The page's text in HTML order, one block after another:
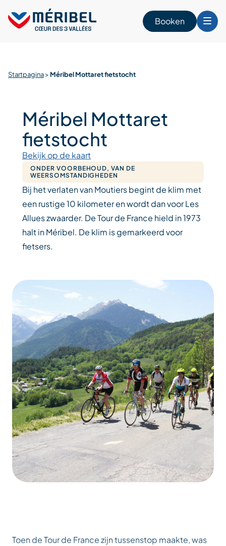
content
Booken
Startpagina> Méribel Mottaret fietstocht
Toen de Tour de France zijn tussenstop maakte, was
Méribel Mottaret
fietstocht
Bekijk op de kaart
ONDER VOORBEHOUD, VAN DE
WEERSOMSTANDIGHEDEN
Bij het verlaten van Moutiers begint de klim met
een rustige 10 kilometer en wordt dan voor Les
Allues zwaarder. De Tour de France hield in 1973
halt in Méribel. De klim is gemarkeerd voor
fietsers.